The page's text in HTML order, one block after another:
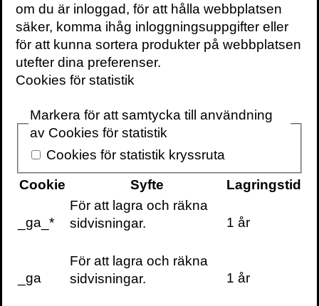
Värd för Sommar i P1 (7 augusti 2020)
Läsarna avThe GuardianvaldeThis
Lifetill en av årets bästa böcker.
böcker iThe Millions.
Och iThe Sydney Morning Herald
Recension i The New Yorker.
Och här är en översikt av
Martin Hägglund skriver i The New York
om du är inloggad, för att hålla webbplatsen
säker, komma ihåg inloggningsuppgifter eller
för att kunna sortera produkter på webbplatsen
utefter dina preferenser.
Cookies för statistik
Markera för att samtycka till användning
av Cookies för statistik
Cookies för statistik kryssruta
Cookie
Syfte Lagringstid
_ga_*
För att lagra och räkna
sidvisningar.
1 år
_ga
För att lagra och räkna
sidvisningar.
1 år